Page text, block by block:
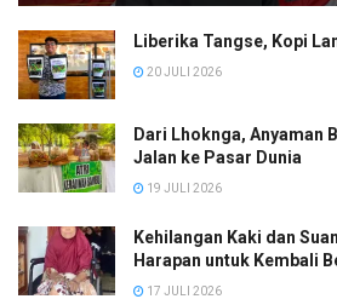
Liberika Tangse, Kopi
20 JULI 2026
Dari Lhoknga, Anyaman
Jalan ke Pasar Dunia
19 JULI 2026
Kehilangan Kaki dan
Harapan untuk Kembali
17 JULI 2026